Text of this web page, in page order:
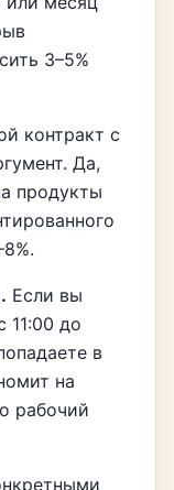
3–5%
контракт с
Да,
продукты
Если вы
11:00 до
в
на
рабочий